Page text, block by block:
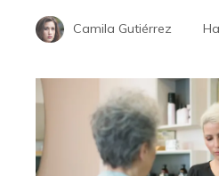
Camila Gutiérrez